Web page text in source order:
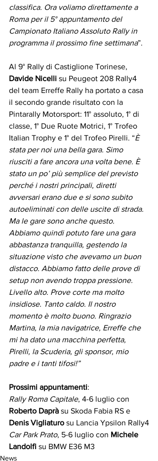
classifica. Ora voliamo direttamente a
Roma per il 5° appuntamento del
Campionato Italiano Assoluto Rally in
programma il prossimo fine settimana”.
Al 9° Rally di Castiglione Torinese,
Davide Nicelli su Peugeot 208 Rally4
del team Erreffe Rally ha portato a casa
il secondo grande risultato con la
Pintarally Motorsport: 11° assoluto, 1° di
classe, 1° Due Ruote Motrici, 1° Trofeo
Italian Trophy e 1° del Trofeo Pirelli. “È
stata per noi una bella gara. Simo
riusciti a fare ancora una volta bene. È
stato un po’ più semplice del previsto
perché i nostri principali, diretti
avversari erano due e si sono subito
autoeliminati con delle uscite di strada.
Ma le gare sono anche questo.
Abbiamo quindi potuto fare una gara
abbastanza tranquilla, gestendo la
situazione visto che avevamo un buon
distacco. Abbiamo fatto delle prove di
setup non avendo troppa pressione.
Livello alto. Prove corte ma molto
insidiose. Tanto caldo. Il nostro
momento è molto buono. Ringrazio
Martina, la mia navigatrice, Erreffe che
mi ha dato una macchina perfetta,
Pirelli, la Scuderia, gli sponsor, mio
padre e i tanti tifosi!”
Prossimi appuntamenti:
Rally Roma Capitale, 4-6 luglio con
Roberto Daprà su Skoda Fabia RS e
Denis Vigliaturo su Lancia Ypsilon Rally4
Car Park Prato, 5-6 luglio con Michele
Landolfi su BMW E36 M3
News